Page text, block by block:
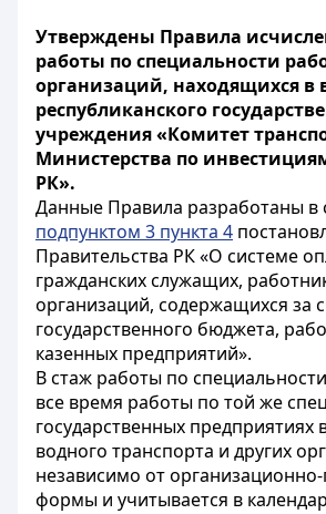
Утверждены Правила
работы по специальности
организаций, находящихся в
республиканского
учреждения «Комитет
Министерства по
РК».
Данные Правила разработаны в
подпунктом 3 пункта 4
Правительства РК «О системе
гражданских служащих,
организаций, содержащихся за
государственного бюджета,
казенных предприятий».
В стаж работы по
все время работы по той же
государственных предприятиях
водного транспорта и других
независимо от
формы и учитывается в